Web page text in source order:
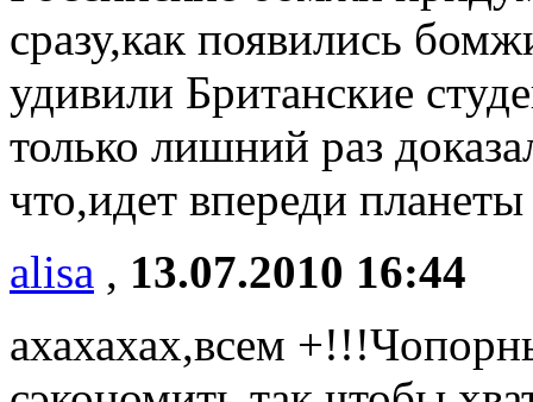
сразу,как появились
удивили Британские
только лишний раз
что,идет впереди
alisa , 13.07.2010 16:44
ахахахах,всем